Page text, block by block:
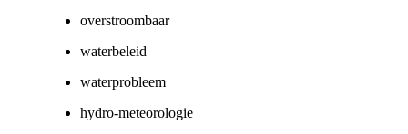
overstroombaar
waterbeleid
waterprobleem
hydro-meteorologie